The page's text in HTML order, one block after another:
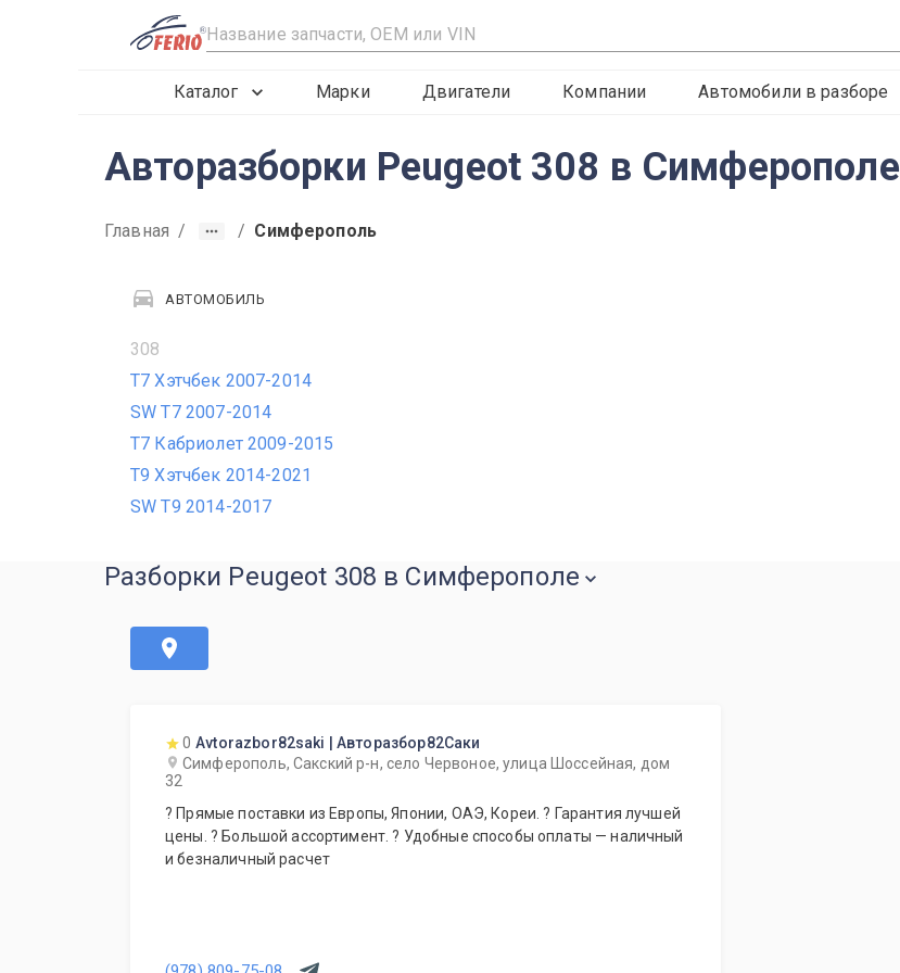
R
Каталог Марки Двигатели Компании Автомобили в разборе
Авторазборки Peugeot 308 в Симферополе
Главная / / Симферополь
АВТОМОБИЛЬ
308
T7 Хэтчбек 2007-2014
SW T7 2007-2014
T7 Кабриолет 2009-2015
T9 Хэтчбек 2014-2021
SW T9 2014-2017
Разборки Peugeot 308 в Симферополе
0 Avtorazbor82saki | Авторазбор82Саки
Симферополь, Сакский р-н, село Червоное, улица Шоссейная, дом
32
? Прямые поставки из Европы, Японии, ОАЭ, Кореи. ? Гарантия лучшей
цены. ? Большой ассортимент. ? Удобные способы оплаты — наличный
и безналичный расчет